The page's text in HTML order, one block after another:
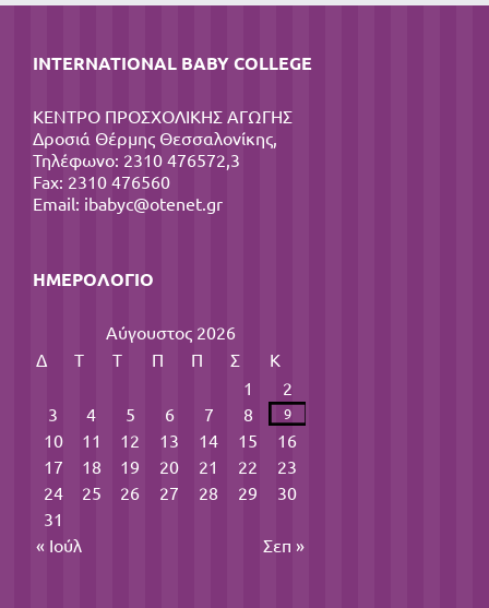
INTERNATIONAL BABY COLLEGE
ΚΕΝΤΡΟ ΠΡΟΣΧΟΛΙΚΗΣ ΑΓΩΓΗΣ
Δροσιά Θέρμης Θεσσαλονίκης,
Τηλέφωνο: 2310 476572,3
Fax: 2310 476560
Email: ibabyc@otenet.gr
ΗΜΕΡΟΛΌΓΙΟ
Αύγουστος 2026
Δ
Τ Τ Π Π Σ
Κ
1
2
3
4 5 6 7 8 9
10 11 12 13 14 15
16
17
18 19 20 21 22
23
24
25 26 27 28 29
30
31
« Ιούλ
Σεπ »